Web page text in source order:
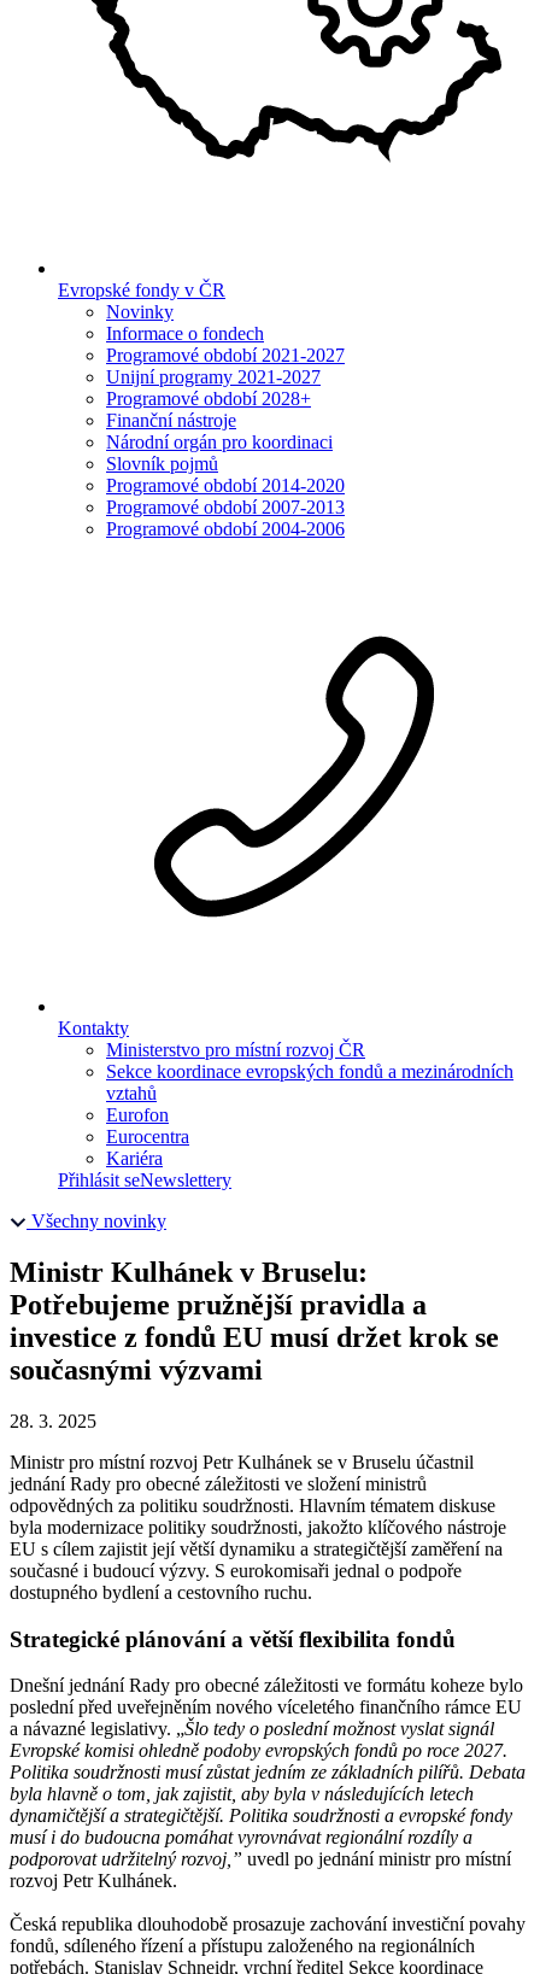
Evropské fondy v ČR
Novinky
Informace o fondech
Programové období 2021-2027
Unijní programy 2021-2027
Programové období 2028+
Finanční nástroje
Národní orgán pro koordinaci
Slovník pojmů
Programové období 2014-2020
Programové období 2007-2013
Programové období 2004-2006
Kontakty
Ministerstvo pro místní rozvoj ČR
Sekce koordinace evropských fondů a mezinárodních
vztahů
Eurofon
Eurocentra
Kariéra
Přihlásit seNewslettery
Všechny novinky
Ministr Kulhánek v Bruselu:
Potřebujeme pružnější pravidla a
investice z fondů EU musí držet krok se
současnými výzvami
28. 3. 2025
Ministr pro místní rozvoj Petr Kulhánek se v Bruselu účastnil
jednání Rady pro obecné záležitosti ve složení ministrů
odpovědných za politiku soudržnosti. Hlavním tématem diskuse
byla modernizace politiky soudržnosti, jakožto klíčového nástroje
EU s cílem zajistit její větší dynamiku a strategičtější zaměření na
současné i budoucí výzvy. S eurokomisaři jednal o podpoře
dostupného bydlení a cestovního ruchu.
Strategické plánování a větší flexibilita fondů
Dnešní jednání Rady pro obecné záležitosti ve formátu koheze bylo
poslední před uveřejněním nového víceletého finančního rámce EU
a návazné legislativy. „Šlo tedy o poslední možnost vyslat signál
Evropské komisi ohledně podoby evropských fondů po roce 2027.
Politika soudržnosti musí zůstat jedním ze základních pilířů. Debata
byla hlavně o tom, jak zajistit, aby byla v následujících letech
dynamičtější a strategičtější. Politika soudržnosti a evropské fondy
musí i do budoucna pomáhat vyrovnávat regionální rozdíly a
podporovat udržitelný rozvoj,” uvedl po jednání ministr pro místní
rozvoj Petr Kulhánek.
Česká republika dlouhodobě prosazuje zachování investiční povahy
fondů, sdíleného řízení a přístupu založeného na regionálních
potřebách. Stanislav Schneidr, vrchní ředitel Sekce koordinace